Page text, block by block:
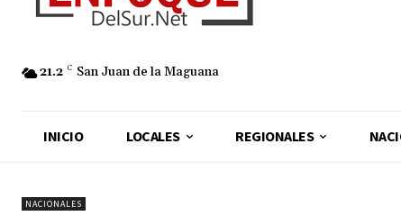
21.2 C San Juan de la Maguana
INICIO LOCALES REGIONALES
NACIONALES